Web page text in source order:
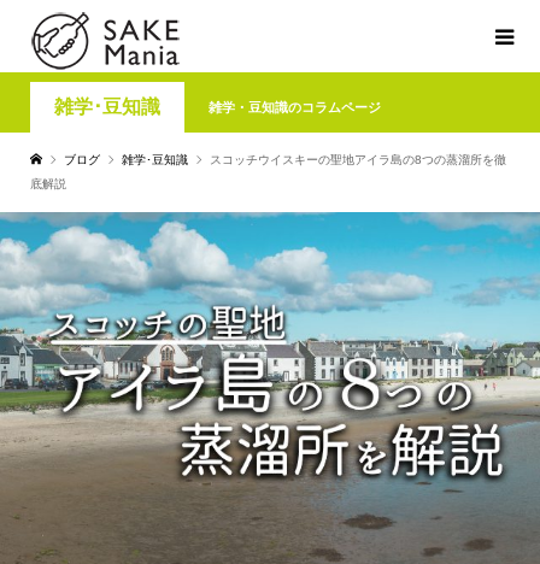
雑学･豆知識 雑学・豆知識のコラムページ
ブログ 雑学･豆知識
スコッチウイスキーの聖地アイラ島の8つの蒸溜所を徹
底解説